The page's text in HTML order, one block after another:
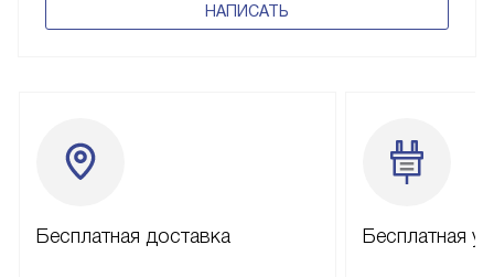
НАПИСАТЬ
Бесплатная доставка Бесплатная